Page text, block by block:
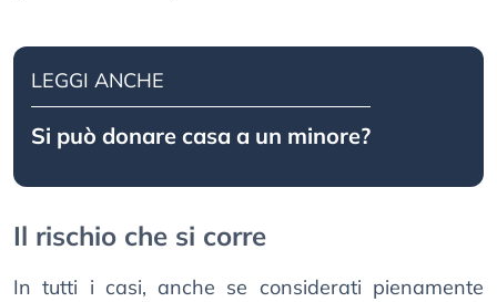
LEGGI ANCHE
Si può donare casa a un minore?
Il rischio che si corre
In tutti i casi, anche se considerati pienamente